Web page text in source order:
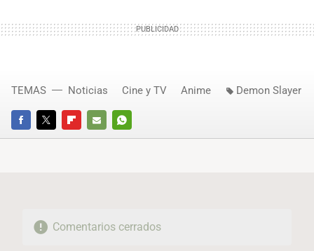
FACEBOOKTWITTERFLIPBOARD
E-
WHATSAPP
TEMAS Noticias Cine y TV Anime Demon Slayer
Comentarios cerrados